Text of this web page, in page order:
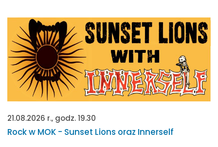
21.08.2026 r., godz. 19.30
Rock w MOK - Sunset Lions oraz Innerself